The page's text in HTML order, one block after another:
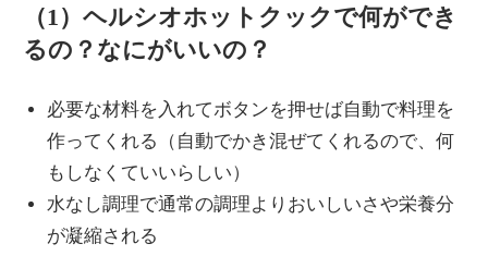
（1）ヘルシオホットクックで何ができ
るの？なにがいいの？
必要な材料を入れてボタンを押せば自動で料理を
作ってくれる（自動でかき混ぜてくれるので、何
もしなくていいらしい）
水なし調理で通常の調理よりおいしいさや栄養分
が凝縮される